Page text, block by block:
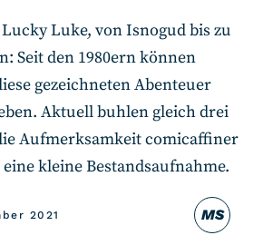
MS
2021
Luke, von Isnogud bis zu
Seit den 1980ern können
gezeichneten Abenteuer
Aktuell buhlen gleich drei
Aufmerksamkeit comicaffiner
kleine Bestandsaufnahme.